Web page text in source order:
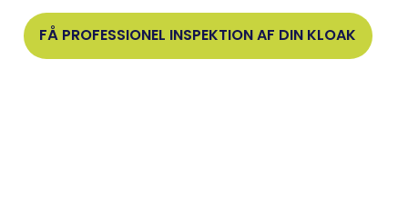
FÅ PROFESSIONEL INSPEKTION AF DIN KLOAK